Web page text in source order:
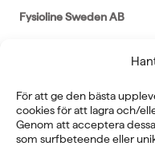
För att ge den bästa
cookies för att lagra och/
Genom att acceptera
som surfbeteende eller
Fysioline Sweden AB
TELEFON
08-760 6100